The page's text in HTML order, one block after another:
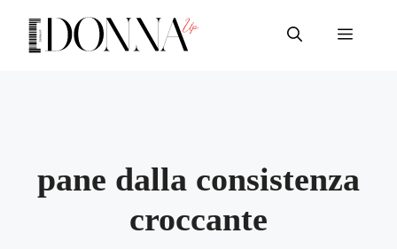
contenuto
Menu
pane dalla consistenza
croccante